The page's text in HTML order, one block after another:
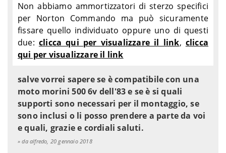
Non abbiamo ammortizzatori di sterzo specifici
per Norton Commando ma può sicuramente
fissare quello individuato oppure uno di questi
due: clicca qui per visualizzare il link, clicca
qui per visualizzare il link
salve vorrei sapere se è compatibile con una
moto morini 500 6v dell'83 e se è si quali
supporti sono necessari per il montaggio, se
sono inclusi o li posso prendere a parte da voi
e quali, grazie e cordiali saluti.
da alfredo, 20 gennaio 2018